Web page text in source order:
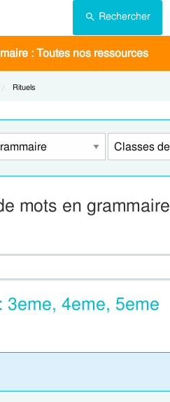
Rechercher
: Toutes nos ressources
Current:
Rituels
mots en grammaire
4eme, 5eme